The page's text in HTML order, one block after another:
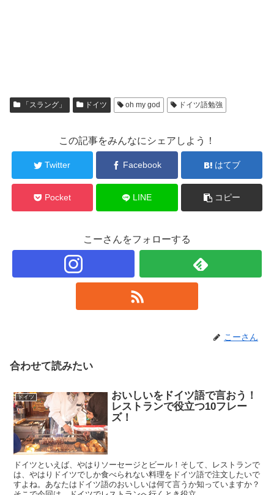
「スラング」 ドイツ oh my god ドイツ語勉強
この記事をみんなにシェアしよう！
Twitter Facebook はてブ
Pocket LINE コピー
こーさんをフォローする
こーさん
合わせて読みたい
ドイツ
おいしいをドイツ語で言おう！
レストランで役立つ10フレー
ズ！
ドイツといえば、やはりソーセージとビール！そして、レストランで
は、やはりドイツでしか食べられない料理をドイツ語で注文したいで
すよね。あなたはドイツ語のおいしいは何て言うか知っていますか？